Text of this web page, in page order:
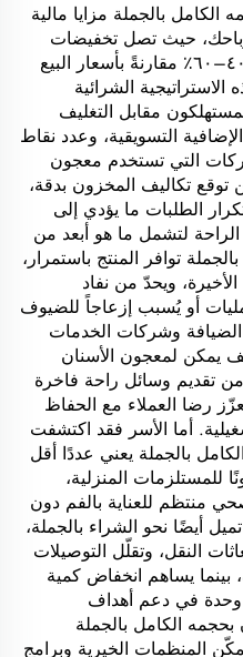
بالجملة مزايا مالية
حيث تصل تخفيضات
التكلفة في كثير من الأحيان إلى ٤٠–٦٠٪ مقارنةً بأسعار البيع
الشرائية
مقابل التغليف
التسويقية، وعدد نقاط
التي تستخدم معجون
توقع تكاليف المخزون بدقة،
الطلبات ما يؤدي إلى
الراحة لتشمل ما هو أبعد من
توافر المنتج باستمرار،
ويحدّ من نفاد
أو يُسبب إزعاجاً للضيوف
وشركات الخدمات
لمعجون الأسنان
من تقديم وسائل راحة فاخرة
رضا العملاء مع الحفاظ
أما الأسر فقد اكتشفت
بالجملة يعني عددًا أقل
للمستلزمات المنزلية،
منتظم للعناية بالفم دون
أيضًا نحو الشراء بالجملة،
النقل، وتقلّل التوصيلات
بينما يساهم انخفاض كمية
وحدة في دعم أهداف
الكامل بالجملة
المنظمات الخيرية وبرامج